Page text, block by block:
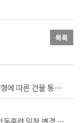
목록
2025학년도 공과대학 수시모집 입학 전형에 따른 건물 통제 안내